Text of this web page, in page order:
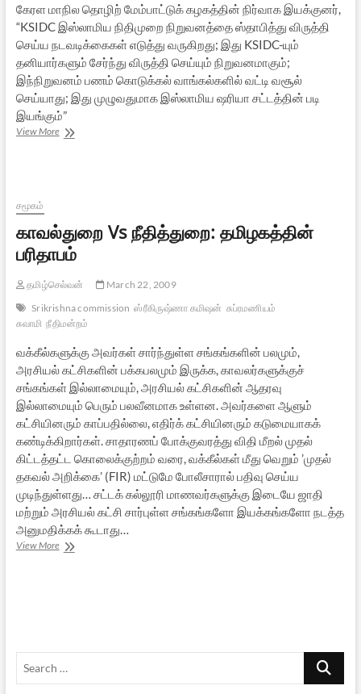
கேரள மாநில தொழிற் மேம்பாட்டுக் கழகத்தின் நிர்வாக இயக்குனர்,
“KSIDC இஸ்லாமிய நிதிமுறை நிறுவனத்தை ஸ்தாபித்து விருத்தி
செய்ய நடவடிக்கைகள் எடுத்து வருகிறது; இது KSIDC-யும்
தனியார்களும் சேர்ந்து விருத்தி செய்யும் நிறுவனமாகும்;
இந்நிறுவனம் பணம் கொடுக்கல் வாங்கல்களில் வட்டி வசூல்
செய்யாது; இது முழுவதுமாக இஸ்லாமிய ஷரியா சட்டத்தின் படி
இயங்கும்”
View Moreஇஸ்லாமிய
சமூகம்
காவல்துறை Vs நீதித்துறை: தமிழகத்தின்
பரிதாபம்
தமிழ்செல்வன்
March 22, 2009
Srikrishna commission ஸ்ரீகிருஷ்ணா கமிஷன் சுப்ரமணியம்
சுவாமி நீதிமன்றம்
வக்கீல்களுக்கு அவர்கள் சார்ந்துள்ள சங்கங்களின் பலமும்,
அரசியல் கட்சிகளின் பக்கபலமும் இருக்க, காவலர்களுக்குச்
சங்கங்கள் இல்லாமையும், அரசியல் கட்சிகளின் ஆதரவு
இல்லாமையும் பெரும் பலவீனமாக உள்ளன. அவர்களை ஆளும்
கட்சியினரும் காப்பதில்லை, எதிர்க் கட்சியினரும் கடுமையாகக்
கண்டிக்கிறார்கள். சாதாரணப் போக்குவரத்து விதி மீறல் முதல்
கிட்டத்தட்ட கொலைக்குற்றம் வரை, வக்கீல்கள் மீது வெறும் ’முதல்
தகவல் அறிக்கை’ (FIR) மட்டுமே போலீசாரால் பதிவு செய்ய
முடிந்துள்ளது… சட்டக் கல்லூரி மாணவர்களுக்கு இடையே ஜாதி
மற்றும் அரசியல் கட்சி சார்புள்ள சங்கங்களோ இயக்கங்களோ நடத்த
அனுமதிக்கக் கூடாது…
View Moreகாவல்துறை
Search